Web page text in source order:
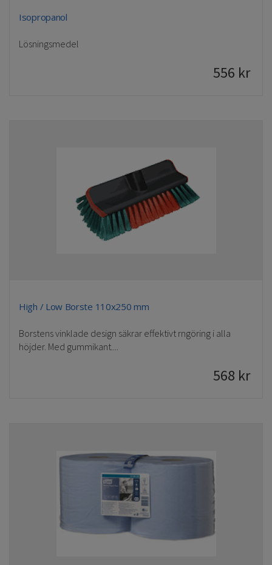
Isopropanol
Lösningsmedel
556 kr
High / Low Borste 110x250 mm
Borstens vinklade design säkrar effektivt rngöring i alla
höjder. Med gummikant....
568 kr